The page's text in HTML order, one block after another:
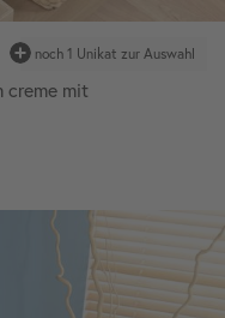
creme mit